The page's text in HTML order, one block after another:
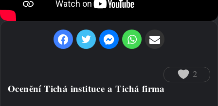
2
Ocenění Tichá instituce a Tichá firma